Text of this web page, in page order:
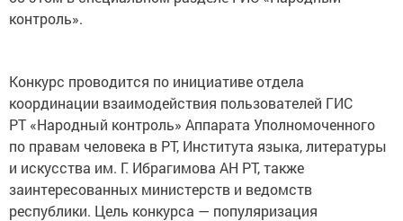
контроль».
Конкурс проводится по инициативе отдела
координации взаимодействия пользователей ГИС
РТ «Народный контроль» Аппарата Уполномоченного
по правам человека в РТ, Института языка, литературы
и искусства им. Г. Ибрагимова АН РТ, также
заинтересованных министерств и ведомств
республики. Цель конкурса — популяризация